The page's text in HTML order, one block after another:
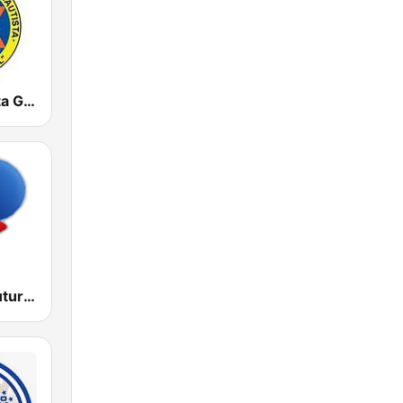
Radio Bautista Global 89.7 FM
RFM Radio Futurs Medias 94.0 FM